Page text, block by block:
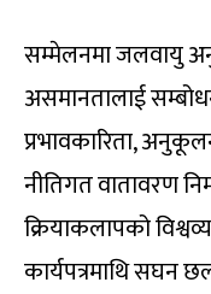
सम्मेलनमा जलवायु
असमानतालाई
प्रभावकारिता,
नीतिगत वातावरण
क्रियाकलापको
कार्यपत्रमाथि सघन